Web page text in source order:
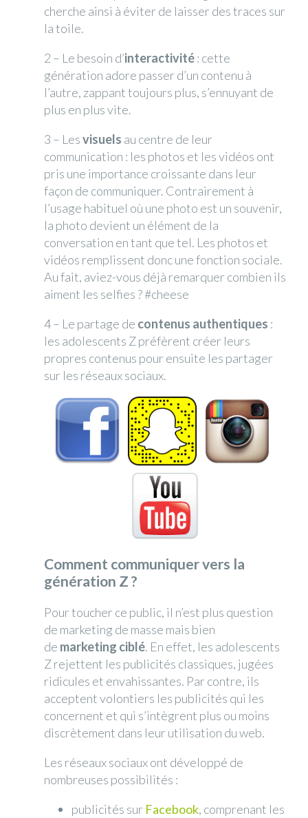
cherche ainsi à éviter de laisser des traces sur
la toile.
2 – Le besoin d’interactivité: cette
génération adore passer d’un contenu à
l’autre, zappant toujours plus, s’ennuyant de
plus en plus vite.
3 – Lesvisuels au centre de leur
communication : les photos et les vidéos ont
pris une importance croissante dans leur
façon de communiquer. Contrairement à
l’usage habituel où une photo est un souvenir,
la photo devient un élément de la
conversation en tant que tel. Les photos et
vidéos remplissent donc une fonction sociale.
Au fait, aviez-vous déjà remarquer combien ils
aiment les selfies ? #cheese
4 – Le partage de contenus authentiques :
les adolescents Z préfèrent créer leurs
propres contenus pour ensuite les partager
sur les réseaux sociaux.
Comment communiquer vers la
génération Z ?
Pour toucher ce public, il n’est plus question
de marketing de masse mais bien
de marketing ciblé. En effet, les adolescents
Z rejettent les publicités classiques, jugées
ridicules et envahissantes. Par contre, ils
acceptent volontiers les publicités qui les
concernent et qui s’intègrent plus ou moins
discrètement dans leur utilisation du web.
Les réseaux sociaux ont développé de
nombreuses possibilités :
publicités sur Facebook, comprenant les